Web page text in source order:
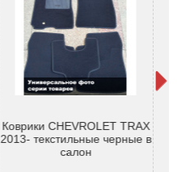
Коврики CHEVROLET TRAX
2013- текстильные черные в
салон